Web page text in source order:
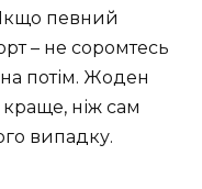
певний
– не соромтесь
потім. Жоден
краще, ніж сам
випадку.